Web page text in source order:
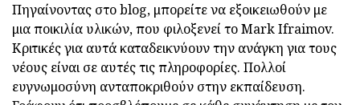
Πηγαίνοντας στο blog, μπορείτε να εξοικειωθούν με
μια ποικιλία υλικών, που φιλοξενεί το Mark Ifraimov.
Κριτικές για αυτά καταδεικνύουν την ανάγκη για τους
νέους είναι σε αυτές τις πληροφορίες. Πολλοί
ευγνωμοσύνη ανταποκριθούν στην εκπαίδευση.